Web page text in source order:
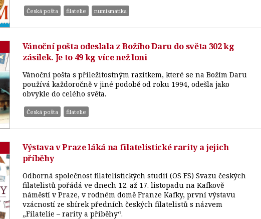
Česká pošta filatelie numismatika
Vánoční pošta odeslala z Božího Daru do světa 302 kg
zásilek. Je to 49 kg více než loni
Vánoční pošta s příležitostným razítkem, které se na Božím Daru
používá každoročně v jiné podobě od roku 1994, odešla jako
obvykle do celého světa.
Česká pošta filatelie
Výstava v Praze láká na filatelistické rarity a jejich
příběhy
Odborná společnost filatelistických studií (OS FS) Svazu českých
filatelistů pořádá ve dnech 12. až 17. listopadu na Kafkově
náměstí v Praze, v rodném domě Franze Kafky, první výstavu
vzácností ze sbírek předních českých filatelistů s názvem
„Filatelie – rarity a příběhy“.